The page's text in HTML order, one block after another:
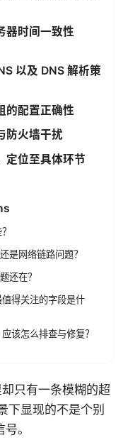
器时间一致性
以及 DNS 解析策
的配置正确性
防火墙干扰
定位至具体环节
是网络链路问题？
还在？
得关注的字段是什
该怎么排查与修复？
只有一条模糊的超
下显现的不是个别
。